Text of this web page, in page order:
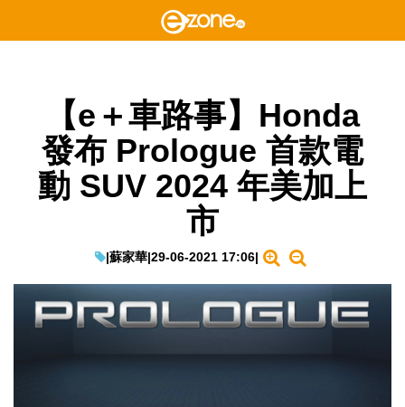
【e＋車路事】Honda
發布 Prologue 首款電
動 SUV 2024 年美加上
市
|蘇家華|29-06-2021 17:06|